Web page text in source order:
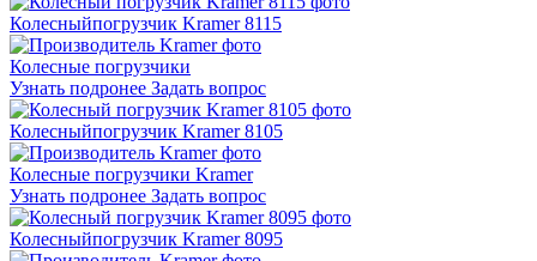
Колесныйпогрузчик Kramer 8115
Колесные погрузчики
Узнать подронее Задать вопрос
Колесныйпогрузчик Kramer 8105
Колесные погрузчики Kramer
Узнать подронее Задать вопрос
Колесныйпогрузчик Kramer 8095